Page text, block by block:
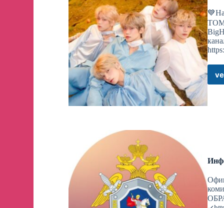
#обновление2_3
— Сливы от Бледной: ХСР —
2.3 • Новые реликвии и планарные
Детали
| Перевод любительский и может содержать в
#обновление2_3
— Сливы от Бледной: ХСР —
Вот это я понимаю апгрейт
Новый враг